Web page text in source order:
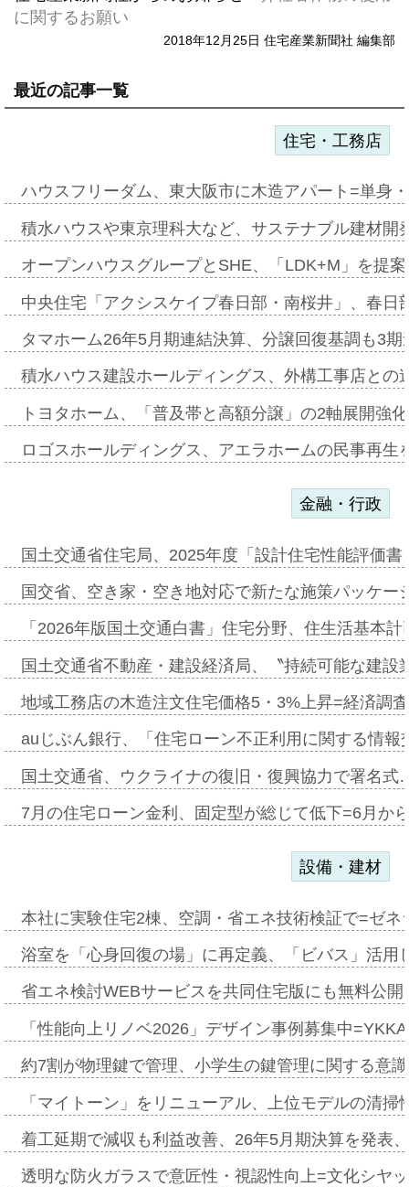
に関するお願い
2018年12月25日 住宅産業新聞社 編集部
最近の記事一覧
住宅・工務店
ハウスフリーダム、東大阪市に木造アパート=単身
積水ハウスや東京理科大など、サステナブル建材
オープンハウスグループとSHE、「LDK+M」を提
中央住宅「アクシスケイプ春日部・南桜井」、春
タマホーム26年5月期連結決算、分譲回復基調も3
積水ハウス建設ホールディングス、外構工事店と
トヨタホーム、「普及帯と高額分譲」の2軸展開強
ロゴスホールディングス、アエラホームの民事再
金融・行政
国土交通省住宅局、2025年度「設計住宅性能評価
国交省、空き家・空き地対応で新たな施策パッケ
「2026年版国土交通白書」住宅分野、住生活基本
国土交通省不動産・建設経済局、〝持続可能な建
地域工務店の木造注文住宅価格5・3%上昇=経済調
auじぶん銀行、「住宅ローン不正利用に関する情
国土交通省、ウクライナの復旧・復興協力で署名
7月の住宅ローン金利、固定型が総じて低下=6月か
設備・建材
本社に実験住宅2棟、空調・省エネ技術検証で=ゼ
浴室を「心身回復の場」に再定義、「ビバス」活
省エネ検討WEBサービスを共同住宅版にも無料公
「性能向上リノベ2026」デザイン事例募集中
約7割が物理鍵で管理、小学生の鍵管理に関する意
「マイトーン」をリニューアル、上位モデルの清
着工延期で減収も利益改善、26年5月期決算を発表
透明な防火ガラスで意匠性・視認性向上=文化シヤ